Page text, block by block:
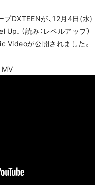
DXTEENが、12月4日(水)
』（読み：レベルアップ）
Videoが公開されました。